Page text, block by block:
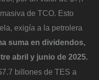
de TCO. Esto
exigía a la petrolera
suma en dividendos,
abril y junio de 2025.
billones de TES a